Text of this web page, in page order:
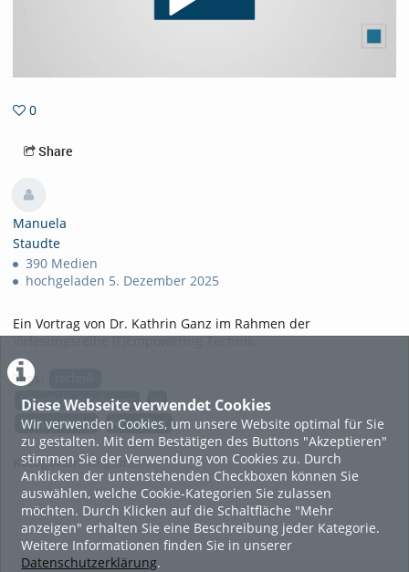
Diese Webseite verwendet Cookies
Wir verwenden Cookies, um unsere Website optimal für Sie
zu gestalten. Mit dem Bestätigen des Buttons "Akzeptieren"
stimmen Sie der Verwendung von Cookies zu. Durch
Anklicken der untenstehenden Checkboxen können Sie
auswählen, welche Cookie-Kategorien Sie zulassen
möchten. Durch Klicken auf die Schaltfläche "Mehr
anzeigen" erhalten Sie eine Beschreibung jeder Kategorie.
Weitere Informationen finden Sie in unserer
Datenschutzerklärung.
0
Share
Manuela
Staudte
390 Medien
hochgeladen 5. Dezember 2025
Ein Vortrag von Dr. Kathrin Ganz im Rahmen der
Virlesungsreihe (F)Empowering Technik.
Tags:
künstliche intelligenz
ki
fempowering
fempower
Kategorien: Allgemein